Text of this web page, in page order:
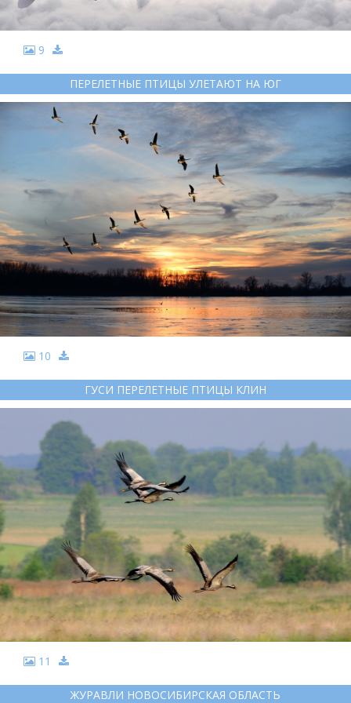
9
ПЕРЕЛЕТНЫЕ ПТИЦЫ УЛЕТАЮТ НА ЮГ
10
ГУСИ ПЕРЕЛЕТНЫЕ ПТИЦЫ КЛИН
11
ЖУРАВЛИ НОВОСИБИРСКАЯ ОБЛАСТЬ